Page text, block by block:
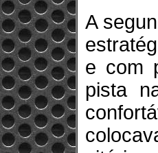
A
e com
pista